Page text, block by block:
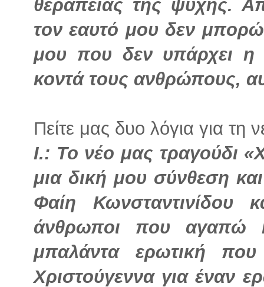
θεραπείας της ψυχής.
τον εαυτό μου δεν
μου που δεν υπάρχει η
κοντά τους ανθρώπους,
Πείτε μας δυο λόγια για τη
I.: Το νέο μας τραγούδι
μια δική μου σύνθεση
Φαίη Κωνσταντινίδου
άνθρωποι που αγαπώ
μπαλάντα ερωτική
Χριστούγεννα για έναν